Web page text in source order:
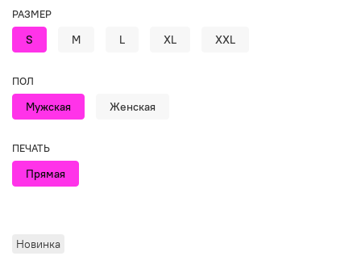
Новинка
РАЗМЕР
S M L XL XXL
ПОЛ
Мужская Женская
ПЕЧАТЬ
Прямая